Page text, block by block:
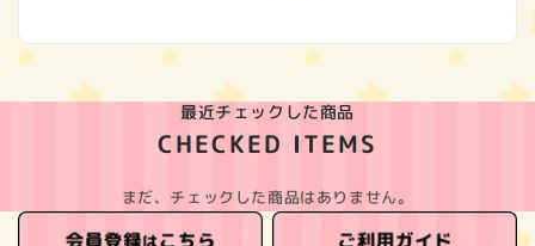
最近チェックした商品
CHECKED ITEMS
まだ、チェックした商品はありません。